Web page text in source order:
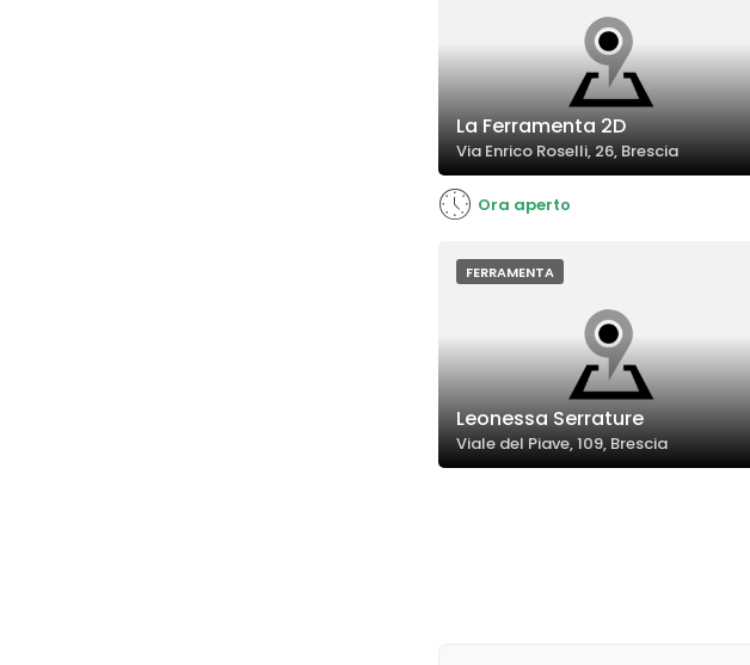
La Ferramenta 2D
Via Enrico Roselli, 26, Brescia
Ora aperto
FERRAMENTA
Leonessa Serrature
Viale del Piave, 109, Brescia